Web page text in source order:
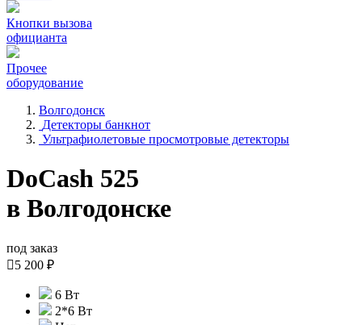
Кнопки вызова
официанта
Прочее
оборудование
Волгодонск
Детекторы банкнот
Ультрафиолетовые просмотровые детекторы
DoCash 525
в Волгодонске
под заказ
5 200 ₽
6 Вт
2*6 Вт